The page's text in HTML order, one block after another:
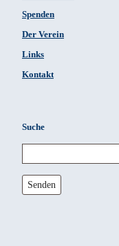
Spenden
Der Verein
Links
Kontakt
Suche
Senden